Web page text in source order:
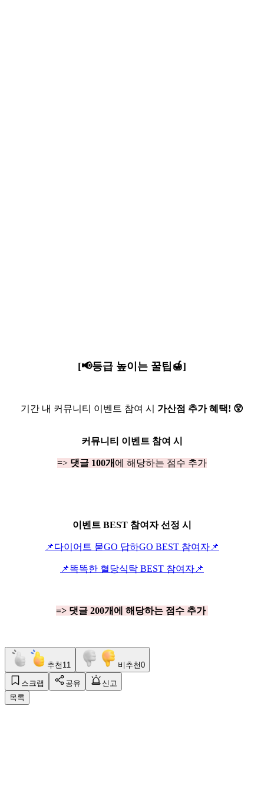
[📢등급 높이는 꿀팁🍯]
기간 내 커뮤니티 이벤트 참여 시 가산점 추가 혜택! 😲
커뮤니티 이벤트 참여 시
=> 댓글 100개 에 해당하는 점수 추가
이벤트 BEST 참여자 선정 시
📌다이어트 묻GO 답하GO BEST 참여자📌
📌똑똑한 혈당식탁 BEST 참여자📌
=> 댓글 200개에 해당하는 점수 추가
추천 11 비추천0
스크랩 공유
신고
목록